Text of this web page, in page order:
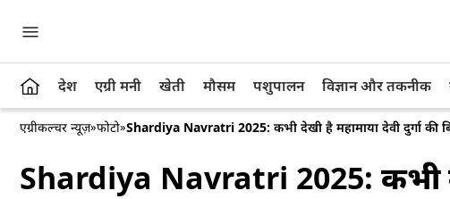
देश एग्री मनी खेती मौसम पशुपालन विज्ञान और तकनीक
एग्रीकल्चर न्यूज़»फोटो»Shardiya Navratri 2025: कभी देखी है महामाया देवी दुर्गा की
Shardiya Navratri 2025: कभी